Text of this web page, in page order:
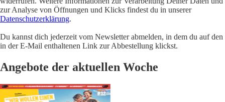
zur Analyse von Öffnungen und Klicks findest du in unserer
Datenschutzerklärung.
Du kannst dich jederzeit vom Newsletter abmelden, in dem du auf den
in der E-Mail enthaltenen Link zur Abbestellung klickst.
Angebote der aktuellen Woche